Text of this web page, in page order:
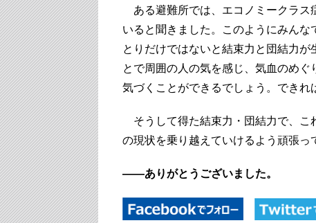
ある避難所では、エコノミークラス
いると聞きました。このようにみん
とりだけではないと結束力と団結力
とで周囲の人の気を感じ、気血のめ
気づくことができるでしょう。できれ
そうして得た結束力・団結力で、こ
の現状を乗り越えていけるよう頑張っ
――ありがとうございました。